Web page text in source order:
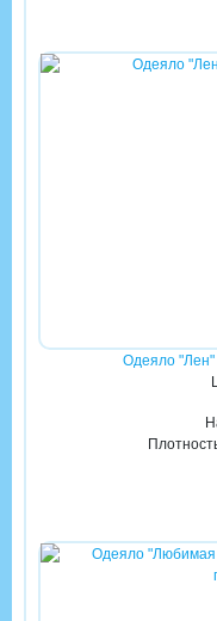
Одеяло "Лен"